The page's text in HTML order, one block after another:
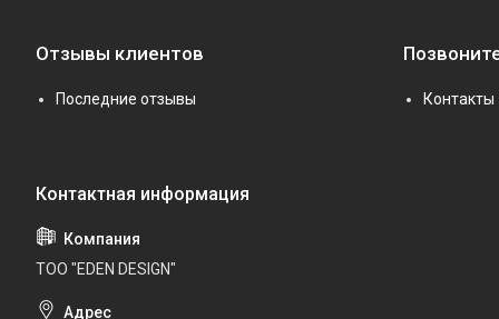
Отзывы клиентов
Последние отзывы Контакты
ТОО "EDEN DESIGN"